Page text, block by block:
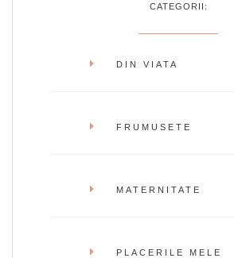
CATEGORII:
DIN VIATA
FRUMUSETE
MATERNITATE
PLACERILE MELE